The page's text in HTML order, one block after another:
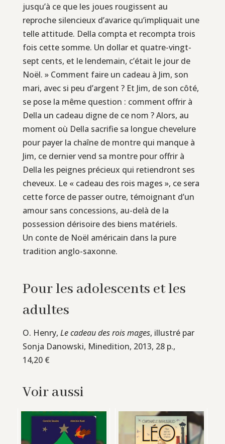
jusqu’à ce que les joues rougissent au
reproche silencieux d’avarice qu’impliquait une
telle attitude. Della compta et recompta trois
fois cette somme. Un dollar et quatre-vingt-
sept cents, et le lendemain, c’était le jour de
Noël. » Comment faire un cadeau à Jim, son
mari, avec si peu d’argent ? Et Jim, de son côté,
se pose la même question : comment offrir à
Della un cadeau digne de ce nom ? Alors, au
moment où Della sacrifie sa longue chevelure
pour payer la chaîne de montre qui manque à
Jim, ce dernier vend sa montre pour offrir à
Della les peignes précieux qui retiendront ses
cheveux. Le « cadeau des rois mages », ce sera
cette force de passer outre, témoignant d’un
amour sans concessions, au-delà de la
possession dérisoire des biens matériels.
Un conte de Noël américain dans la pure
tradition anglo-saxonne.
Pour les adolescents et les
adultes
O. Henry, Le cadeau des rois mages, illustré par
Sonja Danowski, Minedition, 2013, 28 p.,
14,20 €
Voir aussi